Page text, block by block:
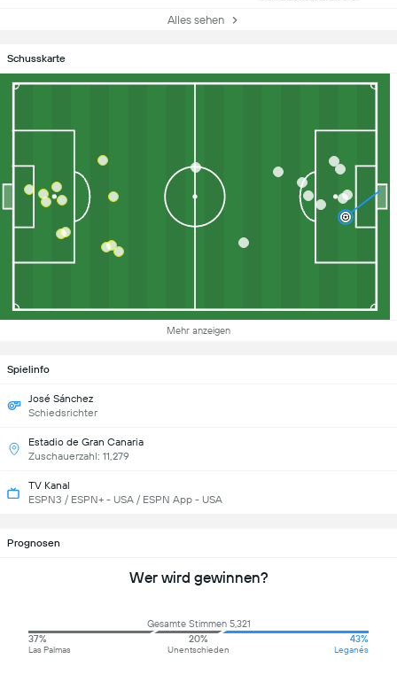
Alles sehen
Schusskarte
Mehr anzeigen
Spielinfo
José Sánchez
Schiedsrichter
Estadio de Gran Canaria
Zuschauerzahl: 11,279
TV Kanal
ESPN3 / ESPN+ - USA / ESPN App - USA
Prognosen
Wer wird gewinnen?
Gesamte Stimmen 5,321
37%
Las Palmas
20%
Unentschieden
43%
Leganés